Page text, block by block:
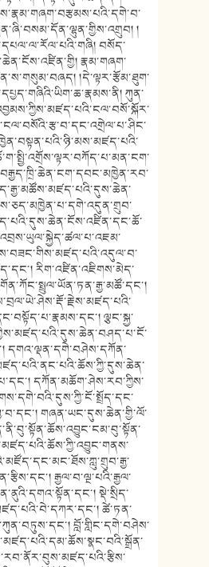
།
བསོད་
རྣམ་གཞག་
།དེ་ལྟར་རྩོམ་ཐུག་
ཀུན་
རིག་འཛིན་འཇིགས་མེད་
ལྕང་སྐྱ་
དགའ་ལྡན་དགེ་བཤེས་དཀོན་
དཀོན་མཆོག་ཤེས་རབ་ཀྱིས་
གཞན་ཡང་དུས་ཆེན་གྱི་ལོ་
རྒྱལ་བ་ལྔ་པའི་རྒྱལ་
སྡེ་སྲིད་
ཚེ་ཏན་
བློ་གླིང་དགེ་བཤེས་